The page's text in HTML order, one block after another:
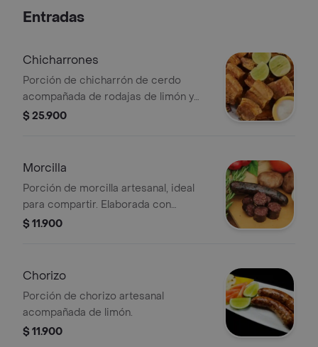
Entradas
Chicharrones
Porción de chicharrón de cerdo
acompañada de rodajas de limón y
salsa.
$ 25.900
Morcilla
Porción de morcilla artesanal, ideal
para compartir. Elaborada con
ingredientes frescos.
$ 11.900
Chorizo
Porción de chorizo artesanal
acompañada de limón.
$ 11.900